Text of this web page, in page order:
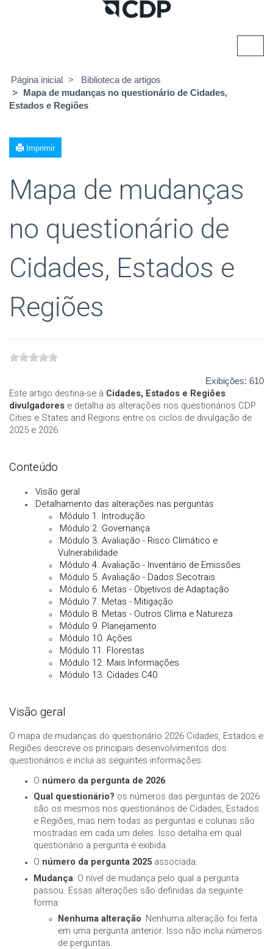
Página inicial
Biblioteca de artigos
Mapa de mudanças no questionário de Cidades,
Estados e Regiões
Imprimir
Mapa de mudanças
no questionário de
Cidades, Estados e
Regiões
Exibições: 610
Este artigo destina-se à Cidades, Estados e Regiões
divulgadores e detalha as alterações nos questionários CDP
Cities e States and Regions entre os ciclos de divulgação de
2025 e 2026.
Conteúdo
Visão geral
Detalhamento das alterações nas perguntas
Módulo 1. Introdução
Módulo 2. Governança
Módulo 3. Avaliação - Risco Climático e
Vulnerabilidade
Módulo 4. Avaliação - Inventário de Emissões
Módulo 5. Avaliação - Dados Secotrais
Módulo 6. Metas - Objetivos de Adaptação
Módulo 7. Metas - Mitigação
Módulo 8. Metas - Outros Clima e Natureza
Módulo 9. Planejamento
Módulo 10. Ações
Módulo 11. Florestas
Módulo 12. Mais Informações
Módulo 13. Cidades C40
Visão geral
O mapa de mudanças do questionário 2026 Cidades, Estados e
Regiões descreve os principais desenvolvimentos dos
questionários e inclui as seguintes informações:
O número da pergunta de 2026.
Qual questionário? os números das perguntas de 2026
são os mesmos nos questionários de Cidades, Estados
e Regiões, mas nem todas as perguntas e colunas são
mostradas em cada um deles. Isso detalha em qual
questionário a pergunta é exibida.
O número da pergunta 2025 associada.
Mudança: O nível de mudança pelo qual a pergunta
passou. Essas alterações são definidas da seguinte
forma:
Nenhuma alteração: Nenhuma alteração foi feita
em uma pergunta anterior. Isso não inclui números
de perguntas.